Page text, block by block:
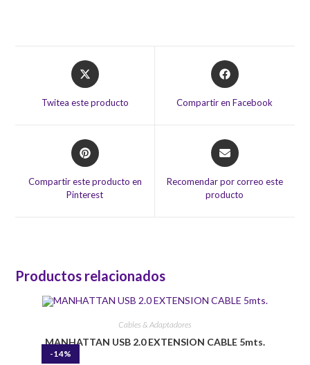
Opens
in
Twitea este producto
Opens
in
Compartir en Facebook
Opens
in
new
Compartir este producto en
Pinterest
Opens
in
new
Recomendar por correo este
producto
Productos relacionados
-14%
Cables & Adaptadores
MANHATTAN USB 2.0 EXTENSION CABLE 5mts.